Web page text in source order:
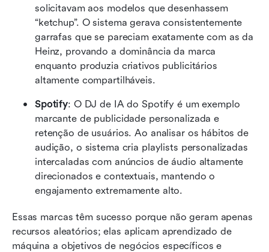
solicitavam aos modelos que desenhassem
“ketchup”. O sistema gerava consistentemente
garrafas que se pareciam exatamente com as da
Heinz, provando a dominância da marca
enquanto produzia criativos publicitários
altamente compartilháveis.
Spotify: O DJ de IA do Spotify é um exemplo
marcante de publicidade personalizada e
retenção de usuários. Ao analisar os hábitos de
audição, o sistema cria playlists personalizadas
intercaladas com anúncios de áudio altamente
direcionados e contextuais, mantendo o
engajamento extremamente alto.
Essas marcas têm sucesso porque não geram apenas
recursos aleatórios; elas aplicam aprendizado de
máquina a objetivos de negócios específicos e